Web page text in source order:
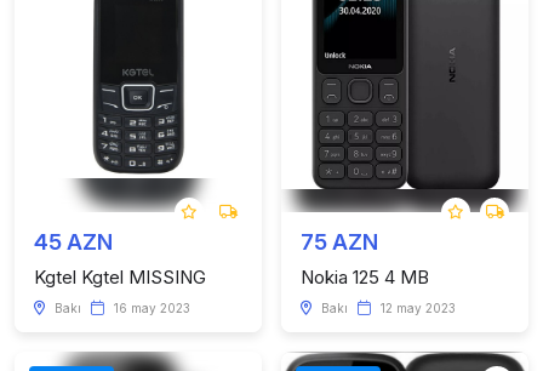
45 AZN
Kgtel Kgtel MISSING
Bakı 16 may 2023
75 AZN
Nokia 125 4 MB
Bakı 12 may 2023